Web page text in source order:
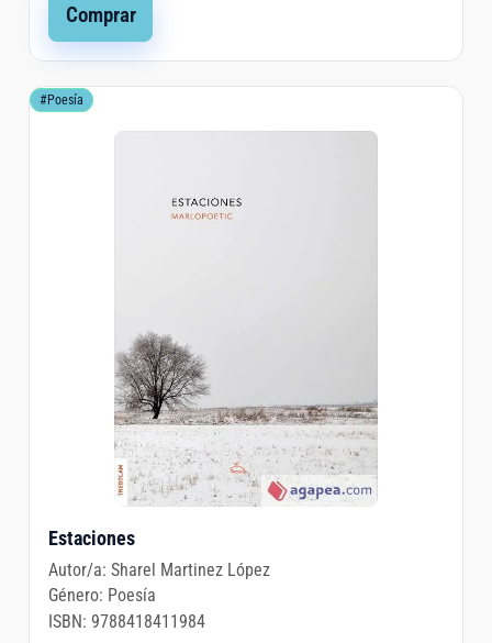
Comprar
#Poesía
Estaciones
Autor/a:Sharel Martinez López
Género: Poesía
ISBN: 9788418411984